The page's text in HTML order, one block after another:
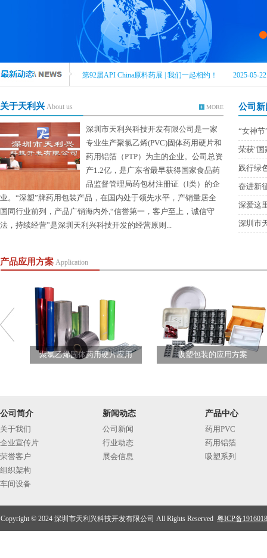
大健康“新元年“将至，保健行业齐聚沪上
第92届API China原料药展 | 我们一起相约！ 2025-05-22
关于天利兴 About us MORE
深圳市天利兴科技开发有限公司是一家
专业生产聚氯乙烯(PVC)固体药用硬片和
药用铝箔（PTP）为主的企业。公司总资
产1.2亿，是广东省最早获得国家食品药
品监督管理局药包材注册证（Ⅰ类）的企
业。“深塑”牌药用包装产品，在国内处于领先水平，产销量居全
国同行业前列，产品广销海内外,“信誉第一，客户至上，诚信守
法，持续经营”是深圳天利兴科技开发的经营原则...
公司新
“女神
荣获"国
践行绿
奋进新
深爱这
深圳市
产品应用方案 Application
聚氯乙烯固体药用硬片应用 吸塑包装的应用方案
公司简介
关于我们
企业宣传片
荣誉客户
组织架构
车间设备
新闻动态
公司新闻
行业动态
展会信息
产品中心
药用PVC
药用铝箔
吸塑系列
Copyright © 2024 深圳市天利兴科技开发有限公司 All Rights Reserved 粤ICP备